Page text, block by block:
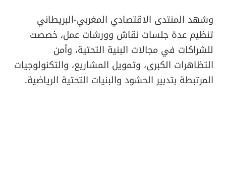
وشهد المنتدى الاقتصادي المغربي-البريطاني
تنظيم عدة جلسات نقاش وورشات عمل، خصصت
للشراكات في مجالات البنية التحتية، وأمن
التظاهرات الكبرى، وتمويل المشاريع، والتكنولوجيات
المرتبطة بتدبير الحشود والبنيات التحتية الرياضية.